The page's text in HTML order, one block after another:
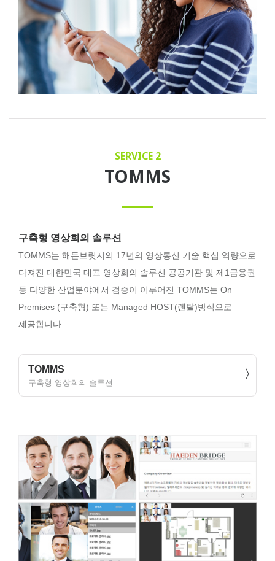
SERVICE 2
TOMMS
구축형 영상회의 솔루션
TOMMS는 해든브릿지의 17년의 영상통신 기술 핵심 역량으로
다져진 대한민국 대표 영상회의 솔루션 공공기관 및 제1금융권
등 다양한 산업분야에서 검증이 이루어진 TOMMS는 On
Premises (구축형) 또는 Managed HOST(렌탈)방식으로
제공합니다.
TOMMS
구축형 영상회의 솔루션